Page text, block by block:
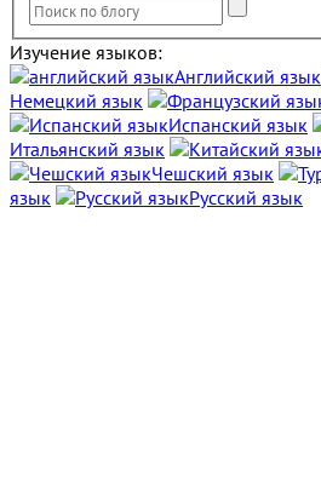
Изучение языков:
Английский язык
Немецкий язык
Испанский язык
Итальянский язык
Чешский язык
язык
Русский язык